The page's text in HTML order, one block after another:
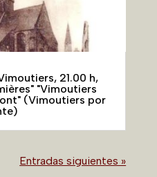
21.00 h,
"Vimoutiers
(Vimoutiers por
Entradas siguientes »